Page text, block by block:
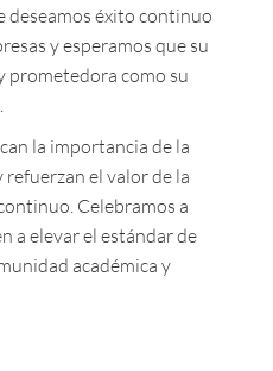
deseamos éxito continuo
y esperamos que su
prometedora como su
la importancia de la
el valor de la
Celebramos a
a elevar el estándar de
académica y